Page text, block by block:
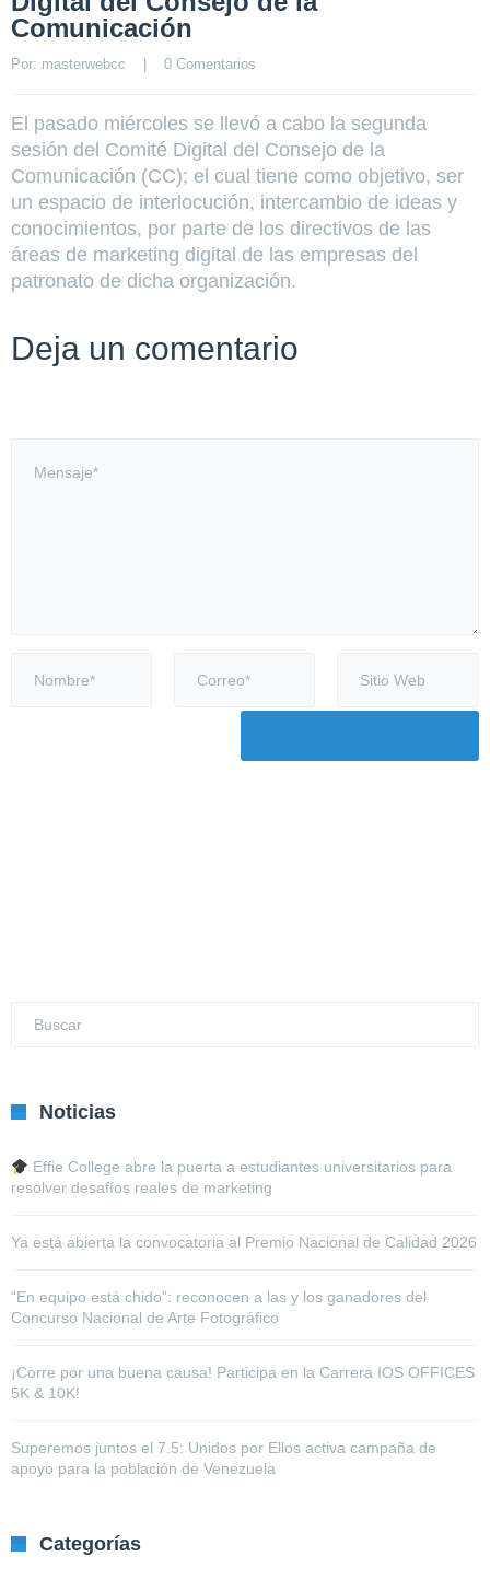
Comunicación
Por: masterwebcc 0 Comentarios
El pasado miércoles se llevó a cabo la segunda
sesión del Comité Digital del Consejo de la
Comunicación (CC); el cual tiene como objetivo, ser
un espacio de interlocución, intercambio de ideas y
conocimientos, por parte de los directivos de las
áreas de marketing digital de las empresas del
patronato de dicha organización.
Deja un comentario
Noticias
Effie College abre la puerta a estudiantes universitarios para
resolver desafíos reales de marketing
Ya está abierta la convocatoria al Premio Nacional de Calidad 2026
“En equipo está chido”: reconocen a las y los ganadores del
Concurso Nacional de Arte Fotográfico
¡Corre por una buena causa! Participa en la Carrera IOS OFFICES
5K & 10K!
Superemos juntos el 7.5: Unidos por Ellos activa campaña de
apoyo para la población de Venezuela
Categorías